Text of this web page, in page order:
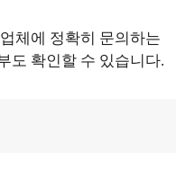
체에 정확히 문의하는
도 확인할 수 있습니다.